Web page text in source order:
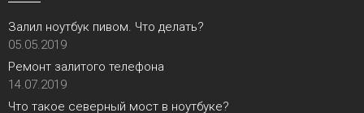
Залил ноутбук пивом. Что делать?
05.05.2019
Ремонт залитого телефона
14.07.2019
Что такое северный мост в ноутбуке?